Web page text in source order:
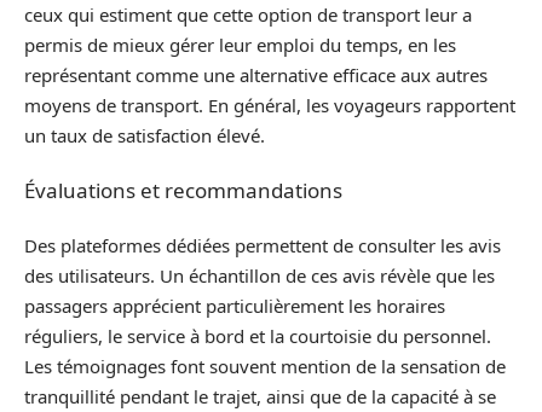
ceux qui estiment que cette option de transport leur a
permis de mieux gérer leur emploi du temps, en les
représentant comme une alternative efficace aux autres
moyens de transport. En général, les voyageurs rapportent
un taux de satisfaction élevé.
Évaluations et recommandations
Des plateformes dédiées permettent de consulter les avis
des utilisateurs. Un échantillon de ces avis révèle que les
passagers apprécient particulièrement les horaires
réguliers, le service à bord et la courtoisie du personnel.
Les témoignages font souvent mention de la sensation de
tranquillité pendant le trajet, ainsi que de la capacité à se